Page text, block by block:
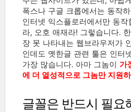
폭스나 구글 크롭에서는 동작
인터넷 익스플로러에서만 동작
라, 오호 애재라! 그렇습니다.
장 못 나타내는 웹브라우저가
인데도 옛한글 관련 툴은 인터
가장 많습니다. 아마 그놈이 가
에 더 열성적으로 그놈만 지원
글꼴은 반드시 필요